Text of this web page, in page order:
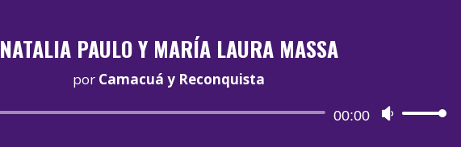
NATALIA PAULO Y MARÍA LAURA MASSA
por Camacuá y Reconquista
Reproductor
00:00
Utiliza